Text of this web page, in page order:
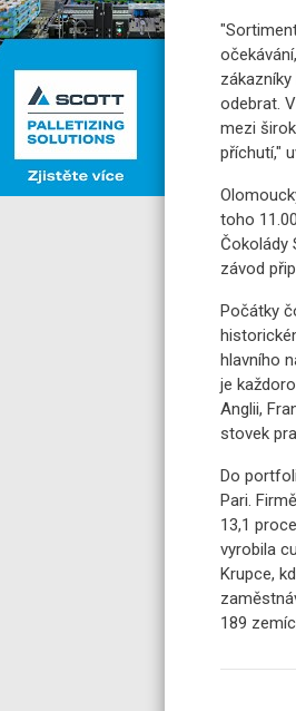
odebrat.
mezi
příchutí,"
toho
Čokolády
závod
Počátky
hlavního
je
Anglii,
stovek
Do
Pari.
13,1
vyrobila
Krupce,
189